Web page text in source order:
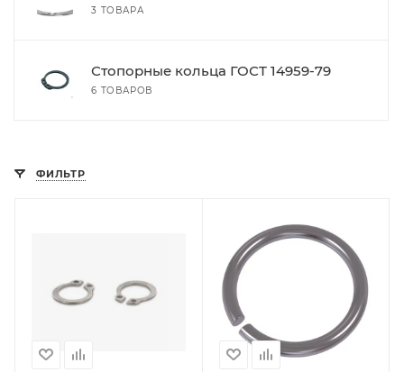
3 ТОВАРА
Стопорные кольца ГОСТ 14959-79
6 ТОВАРОВ
ФИЛЬТР